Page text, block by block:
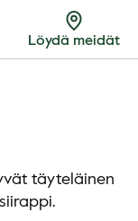
Löydä meidät
täyteläinen